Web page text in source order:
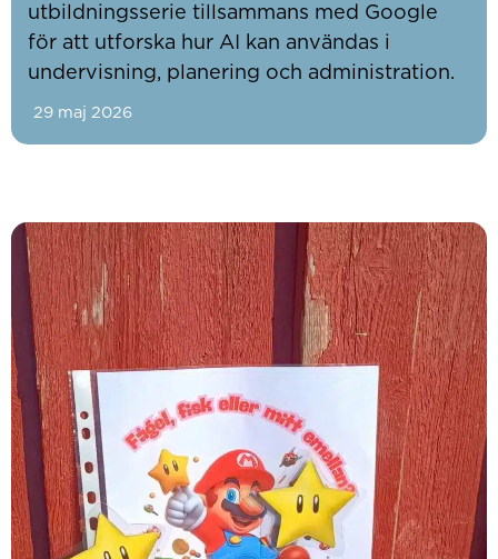
utbildningsserie tillsammans med Google
för att utforska hur AI kan användas i
undervisning, planering och administration.
29 maj 2026